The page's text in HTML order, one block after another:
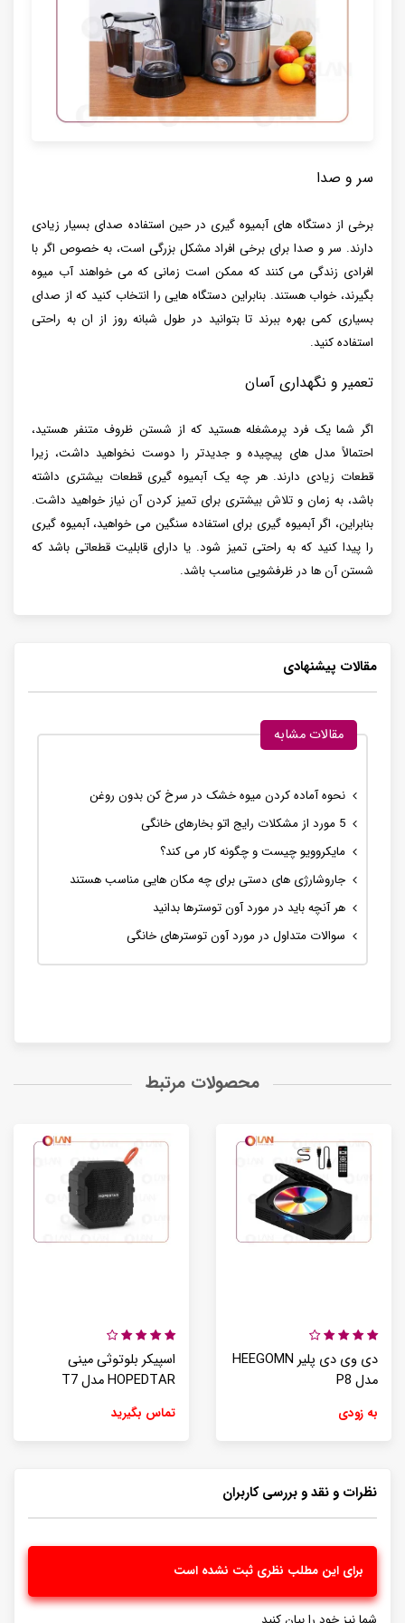
سر و صدا
برخی از دستگاه های آبمیوه گیری در حین استفاده صدای بسیار زیادی
دارند. سر و صدا برای برخی افراد مشکل بزرگی است، به خصوص اگر با
افرادی زندگی می کنند که ممکن است زمانی که می خواهند آب میوه
بگیرند، خواب هستند. بنابراین دستگاه هایی را انتخاب کنید که از صدای
بسیاری کمی بهره ببرند تا بتوانید در طول شبانه روز از ان به راحتی
استفاده کنید.
تعمیر و نگهداری آسان
اگر شما یک فرد پرمشغله هستید که از شستن ظروف متنفر هستید،
احتمالاً مدل های پیچیده و جدیدتر را دوست نخواهید داشت، زیرا
قطعات زیادی دارند. هر چه یک آبمیوه گیری قطعات بیشتری داشته
باشد، به زمان و تلاش بیشتری برای تمیز کردن آن نیاز خواهید داشت.
بنابراین، اگر آبمیوه‌ گیری برای استفاده سنگین می ‌خواهید، آبمیوه ‌گیری
را پیدا کنید که به راحتی تمیز شود. یا دارای قابلیت قطعاتی باشد که
شستن آن ها در ظرفشویی مناسب باشد.
مقالات پیشنهادی
مقالات مشابه
نحوه آماده کردن میوه خشک در سرخ کن بدون روغن
5 مورد از مشکلات رایج اتو بخارهای خانگی
مایکروویو چیست و چگونه کار می کند؟
جاروشارژی های دستی برای چه مکان هایی مناسب هستند
هر آنچه باید در مورد آون توسترها بدانید
سوالات متداول در مورد آون توسترهای خانگی
محصولات مرتبط
اسپیکر بلوتوثی مینی
HOPEDTAR مدل T7
تماس بگیرید
دی وی دی پلیر HEEGOMN
مدل P8
به زودی
نظرات و نقد و بررسی کاربران
برای این مطلب نظری ثبت نشده است